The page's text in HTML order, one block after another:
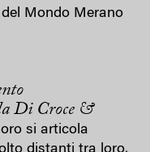
Mondo Merano
Di Croce &
si articola